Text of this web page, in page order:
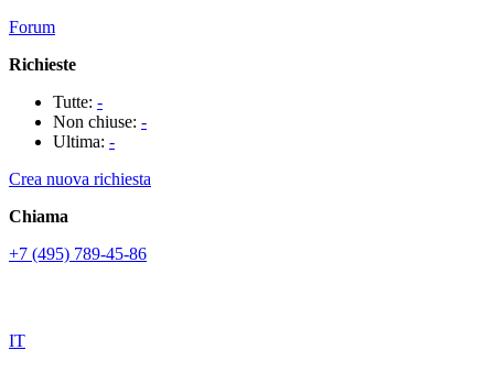
Forum
Richieste
Tutte: -
Non chiuse: -
Ultima: -
Crea nuova richiesta
Chiama
+7 (495) 789-45-86
IT